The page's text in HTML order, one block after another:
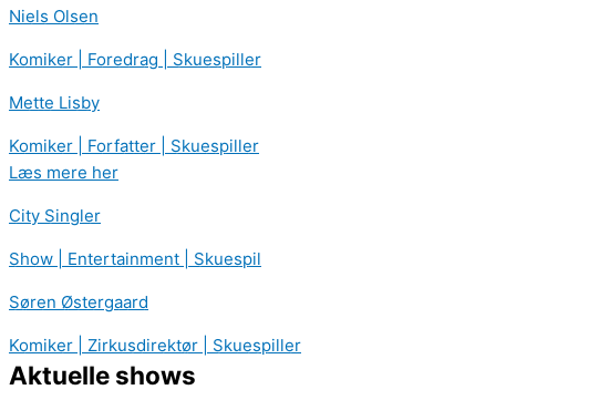
Niels Olsen
Komiker | Foredrag | Skuespiller
Mette Lisby
Komiker | Forfatter | Skuespiller
Læs mere her
City Singler
Show | Entertainment | Skuespil
Søren Østergaard
Komiker | Zirkusdirektør | Skuespiller
Aktuelle shows